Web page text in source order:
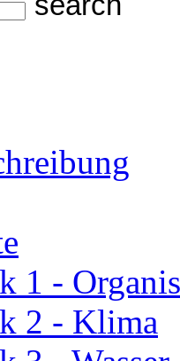
1 -
2 - Klima